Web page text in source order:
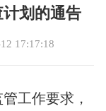
计划的通告
17:17:18
工作要求，